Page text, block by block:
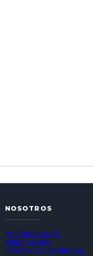
NOSOTROS
QUIÉNES SOMOS
DIRECCIONES
CONTACTO COMERCIAL